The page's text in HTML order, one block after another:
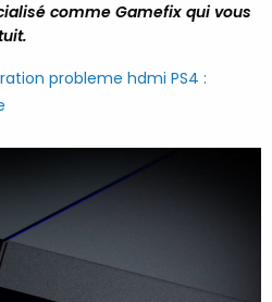
comme Gamefix qui vous
probleme hdmi PS4 :